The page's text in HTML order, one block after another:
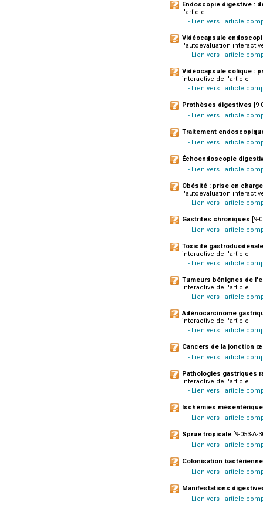
Endoscopie digestive :
l'article
- Lien vers l'article
Vidéocapsule
l'autoévaluation
- Lien vers l'article
Vidéocapsule colique :
interactive de l'article
- Lien vers l'article
Prothèses digestives
- Lien vers l'article
Traitement
- Lien vers l'article
Échoendoscopie
- Lien vers l'article
Obésité : prise en
l'autoévaluation
- Lien vers l'article
Gastrites chroniques [9-
- Lien vers l'article
Toxicité
interactive de l'article
- Lien vers l'article
Tumeurs bénignes de
interactive de l'article
- Lien vers l'article
Adénocarcinome
interactive de l'article
- Lien vers l'article
Cancers de la jonction
- Lien vers l'article
Pathologies gastriques
interactive de l'article
- Lien vers l'article
Ischémies
- Lien vers l'article
Sprue tropicale [9-053-
- Lien vers l'article
Colonisation
- Lien vers l'article
Manifestations
- Lien vers l'article